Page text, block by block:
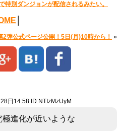
特別ダンジョンが配信されるみたい。
2弾公式ページ公開！5日(月)10時から！ »
日14:58 ID:NTIzMzUyM
進化が近いような